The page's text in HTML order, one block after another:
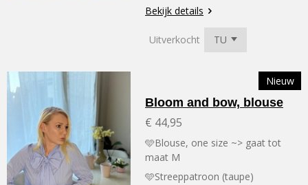
Bekijk details
Uitverkocht
Nieuw
Bloom and bow, blouse
€ 44,95
🩵Blouse, one size ~> gaat tot
maat M
🩵Streeppatroon (taupe)